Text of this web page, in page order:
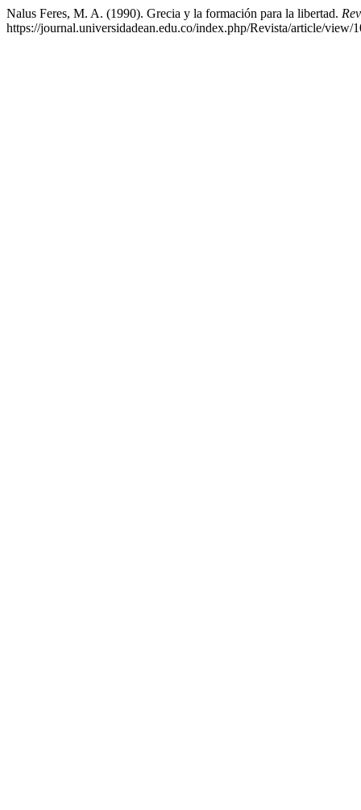
Nalus Feres, M. A. (1990). Grecia y la formación para la libertad.
https://journal.universidadean.edu.co/index.php/Revista/article/view/